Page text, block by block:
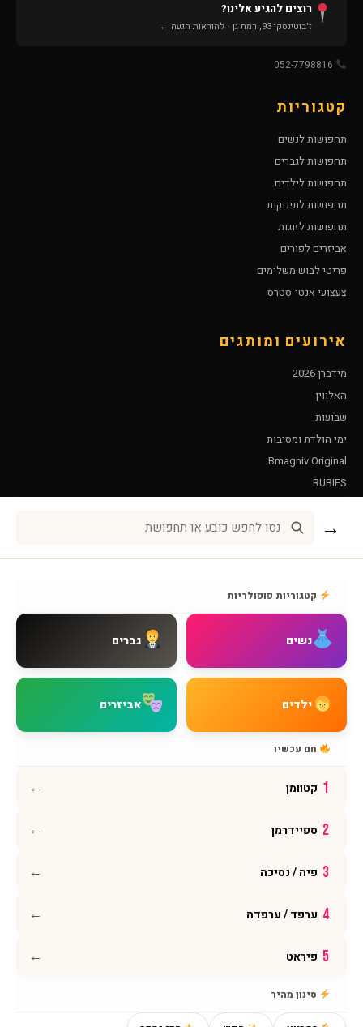
רוצים להגיע אלינו?
ז'בוטינסקי 93, רמת גן · להוראות הגעה ←
קטגוריות
תחפושות לנשים
תחפושות לגברים
תחפושות לילדים
תחפושות לתינוקות
תחפושות לזוגות
אביזרים לפורים
פריטי לבוש משלימים
צעצועי אנטי-סטרס
אירועים ומותגים
מידברן 2026
האלווין
שבועות
ימי הולדת ומסיבות
Bmagniv Original
RUBIES
צור קשר
שאלות נפוצות
מדיניות משלוחים
מדיניות החזרות
מדיניות פרטיות
פייסבוק
וואטסאפ
© 2026 BMAGNIV · כל הזכויות שמורות · מותג ישראלי גאה
→
קטגוריות פופולריות
נשים גברים
ילדים אביזרים
חם עכשיו
1 קטוומן ←
2 ספיידרמן ←
3 פיה / נסיכה ←
4 ערפד / ערפדה ←
5 פיראט ←
סינון מהיר